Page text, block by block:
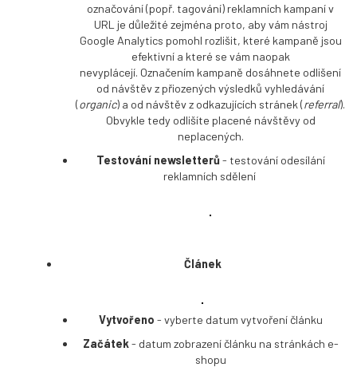
označování (popř. tagování) reklamních kampaní v
URL je důležité zejména proto, aby vám nástroj
Google Analytics pomohl rozlišit, které kampaně jsou
efektivní a které se vám naopak
nevyplácejí. Označením kampaně dosáhnete odlišení
od návštěv z přiozených výsledků vyhledávání
(organic) a od návštěv z odkazujících stránek (referral).
Obvykle tedy odlišíte placené návštěvy od
neplacených.
Testování newsletterů - testování odesílání
reklamních sdělení
Článek
Vytvořeno - vyberte datum vytvoření článku
Začátek- datum zobrazení článku na stránkách e-
shopu